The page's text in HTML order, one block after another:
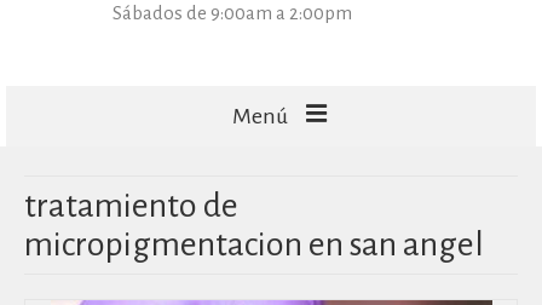
Sábados de 9:00am a 2:00pm
Menú
CORPORALES
tratamiento de
micropigmentacion en san angel